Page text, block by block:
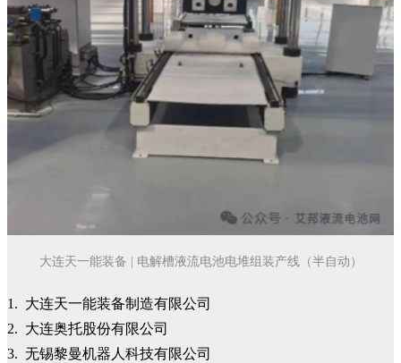
大连天一能装备 | 电解槽液流电池电堆组装产线（半自动）
1. 大连天一能装备制造有限公司
2. 大连奥托股份有限公司
3. 无锡黎曼机器人科技有限公司